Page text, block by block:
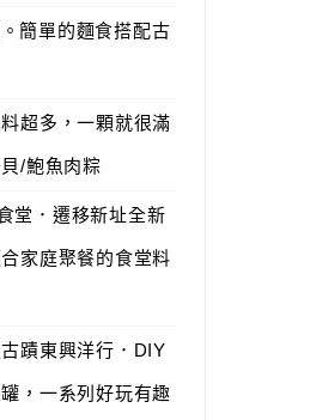
簡單的麵食搭配古
超多，一顆就很滿
/鮑魚肉粽
堂．遷移新址全新
家庭聚餐的食堂料
蹟東興洋行．DIY
，一系列好玩有趣